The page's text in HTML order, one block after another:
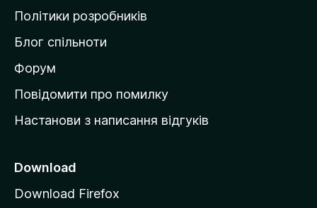
о
і
в
к
M
z
l
Політики розробників
Блог спільноти
Форум
Повідомити про помилку
Настанови з написання відгуків
Download
Download Firefox